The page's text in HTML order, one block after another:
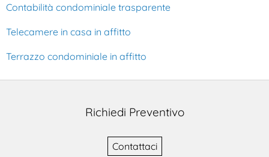
Contabilità condominiale trasparente
Telecamere in casa in affitto
Terrazzo condominiale in affitto
Richiedi Preventivo
Contattaci